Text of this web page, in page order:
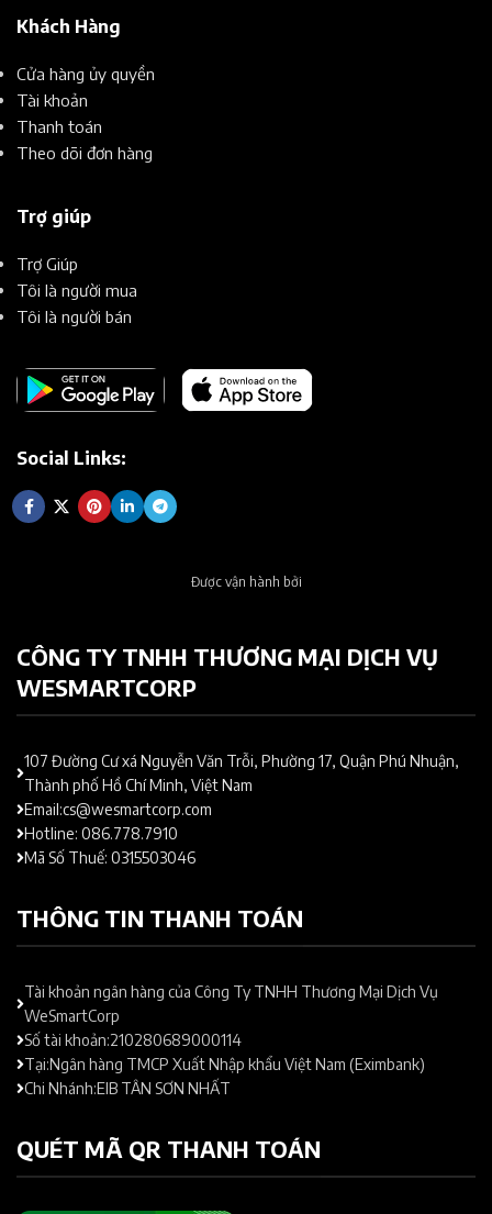
Khách Hàng
Cửa hàng ủy quyền
Tài khoản
Thanh toán
Theo dõi đơn hàng
Trợ giúp
Trợ Giúp
Tôi là người mua
Tôi là người bán
Social Links:
Được vận hành bởi
CÔNG TY TNHH THƯƠNG MẠI DỊCH VỤ
WESMARTCORP
107 Đường Cư xá Nguyễn Văn Trỗi, Phường 17, Quận Phú Nhuận,
Thành phố Hồ Chí Minh, Việt Nam
Email:cs@wesmartcorp.com
Hotline: 086.778.7910
Mã Số Thuế: 0315503046
THÔNG TIN THANH TOÁN
Tài khoản ngân hàng của Công Ty TNHH Thương Mại Dịch Vụ
WeSmartCorp
Số tài khoản:210280689000114
Tại:Ngân hàng TMCP Xuất Nhập khẩu Việt Nam (Eximbank)
Chi Nhánh:EIB TÂN SƠN NHẤT
QUÉT MÃ QR THANH TOÁN